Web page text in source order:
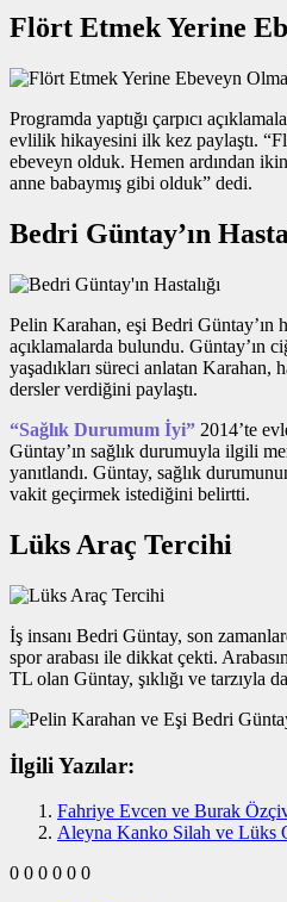
Flört Etmek Yerine
Programda yaptığı çarpıcı
evlilik hikayesini ilk kez paylaştı.
ebeveyn olduk. Hemen ardından
anne babaymış gibi olduk” dedi.
Bedri Güntay’ın
Pelin Karahan, eşi Bedri Güntay’ın
açıklamalarda bulundu. Güntay’ın
yaşadıkları süreci anlatan Karahan,
dersler verdiğini paylaştı.
“Sağlık Durumum İyi” 2014’te
Güntay’ın sağlık durumuyla ilgili
yanıtlandı. Güntay, sağlık
vakit geçirmek istediğini belirtti.
Lüks Araç Tercihi
İş insanı Bedri Güntay, son
spor arabası ile dikkat çekti.
TL olan Güntay, şıklığı ve tarzıyla
İlgili Yazılar:
Fahriye Evcen ve Burak
Aleyna Kanko Silah ve Lüks
0 0 0 0 0 0